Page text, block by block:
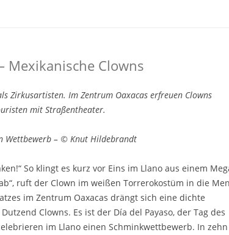
Mexikanische Clowns
Zirkusartisten. Im Zentrum Oaxacas erfreuen Clowns
mit Straßentheater.
Wettbewerb – © Knut Hildebrandt
So klingt es kurz vor Eins im Llano aus einem
ruft der Clown im weißen Torrerokostüm in die
im Zentrum Oaxacas drängt sich eine dichte
Clowns. Es ist der Día del Payaso, der Tag des
im Llano einen Schminkwettbewerb. In zehn